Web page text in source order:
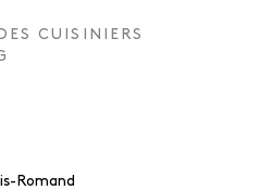
CUISINIERS
Romand